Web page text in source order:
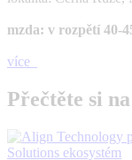
mzda: v rozpětí 40-
více
Přečtěte si